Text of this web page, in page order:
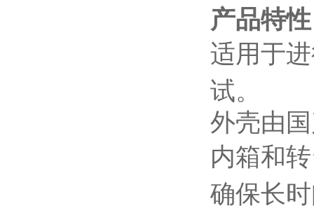
产品特性
适用于
试。
外壳由
内箱和
确保长